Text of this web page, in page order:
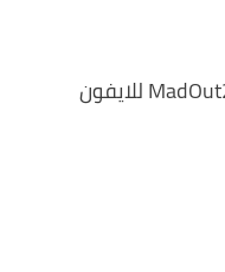
رابط تحميل لعبة MadOut2 BigCityOnline للايفون